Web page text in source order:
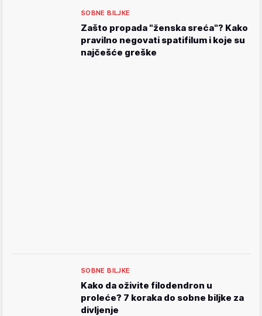
SOBNE BILJKE
Zašto propada "ženska sreća"? Kako
pravilno negovati spatifilum i koje su
najčešće greške
SOBNE BILJKE
Kako da oživite filodendron u
proleće? 7 koraka do sobne biljke za
divljenje